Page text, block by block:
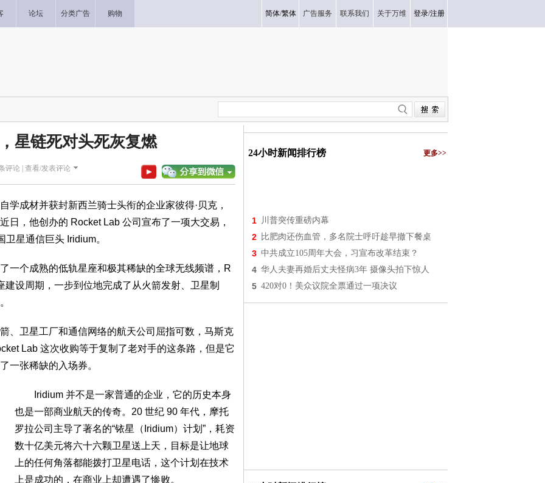
论坛 分类广告 购物 简体/繁体 广告服务 联系我们 关于万维 登录/注册
星链死对头死灰复燃
评论 | 查看/发表评论
材并获封新西兰骑士头衔的企业家彼得·贝克，
日，他创办的 Rocket Lab 公司宣布了一项大交易，
星通信巨头 Iridium。
个成熟的低轨星座和极其稀缺的全球无线频谱，R
设周期，一步到位地完成了从火箭发射、卫星制
卫星工厂和通信网络的航天公司屈指可数，马斯克
Lab 这次收购等于复制了老对手的这条路，但是它
一张稀缺的入场券。
Iridium 并不是一家普通的企业，它的历史本身
也是一部商业航天的传奇。20 世纪 90 年代，摩托
罗拉公司主导了著名的“铱星（Iridium）计划”，耗资
数十亿美元将六十六颗卫星送上天，目标是让地球
上的任何角落都能拨打卫星电话，这个计划在技术
上是成功的，在商业上却遭遇了惨败。
24小时新闻排行榜 更多>>
1 川普突传重磅内幕
2 比肥肉还伤血管，多名院士呼吁趁早撤下餐桌
3 中共成立105周年大会，习宣布改革结束？
4 华人夫妻再婚后丈夫怪病3年 摄像头拍下惊人
5 420对0！美众议院全票通过一项决议